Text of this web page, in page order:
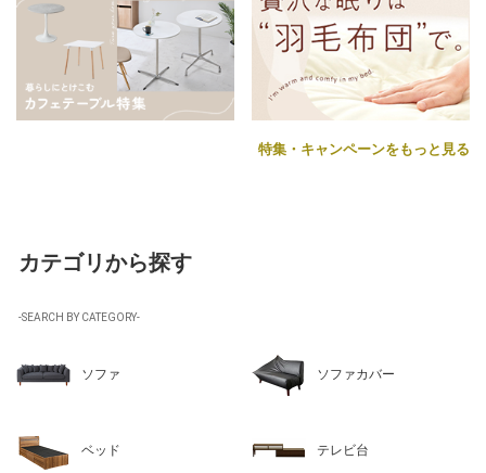
特集・キャンペーンをもっと見る
カテゴリから探す
-SEARCH BY CATEGORY-
ソファ ソファカバー
ベッド テレビ台